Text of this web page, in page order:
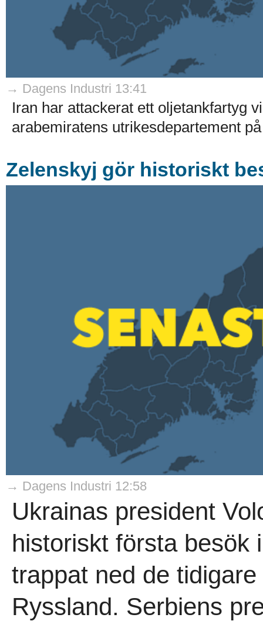
→ Dagens Industri 13:41
Iran har attackerat ett oljetankfartyg
arabemiratens utrikesdepartement
Zelenskyj gör historiskt
→ Dagens Industri 12:58
Ukrainas president
historiskt första besök
trappat ned de
Ryssland. Serbiens